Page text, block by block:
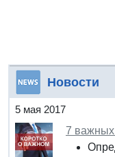
Новости
5 мая 2017
7 важных